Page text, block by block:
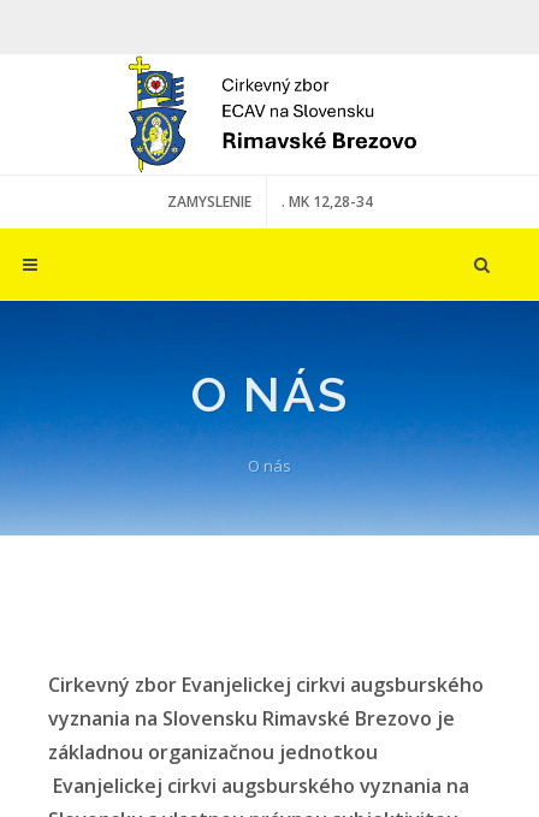
ZAMYSLENIE . MK 12,28-34
O NÁS
O nás
Cirkevný zbor Evanjelickej cirkvi augsburského
vyznania na Slovensku Rimavské Brezovo je
základnou organizačnou jednotkou
Evanjelickej cirkvi augsburského vyznania na